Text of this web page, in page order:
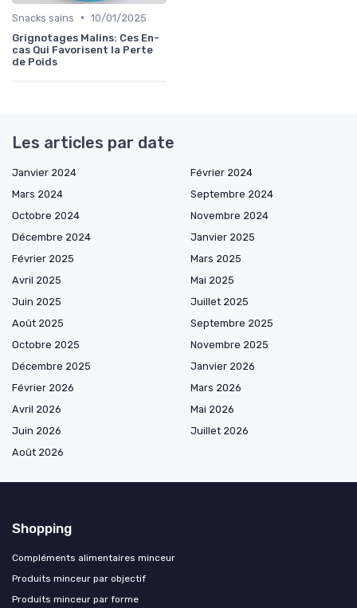
Snacks sains • 10/01/2025
Grignotages Malins: Ces En-
cas Qui Favorisent la Perte
de Poids
Les articles par date
Janvier 2024
Février 2024
Mars 2024
Septembre 2024
Octobre 2024
Novembre 2024
Décembre 2024
Janvier 2025
Février 2025
Mars 2025
Avril 2025
Mai 2025
Juin 2025
Juillet 2025
Août 2025
Septembre 2025
Octobre 2025
Novembre 2025
Décembre 2025
Janvier 2026
Février 2026
Mars 2026
Avril 2026
Mai 2026
Juin 2026
Juillet 2026
Août 2026
Shopping
Compléments alimentaires minceur
Produits minceur par objectif
Produits minceur par forme